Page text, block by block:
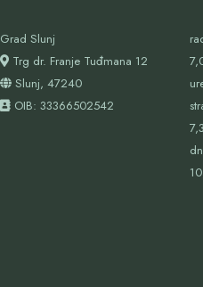
Grad Slunj
Trg dr. Franje Tuđmana 12
Slunj, 47240
OIB: 33366502542